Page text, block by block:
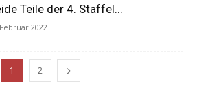
Teile der 4. Staffel...
2022
1 2